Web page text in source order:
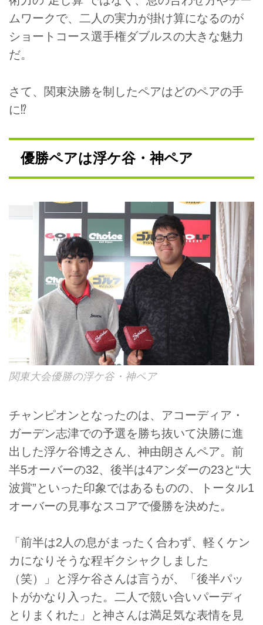
ムワークで、二人の実力が掛け算になるのが
ショートコース選手権ダブルスの大きな魅力
だ。
さて、関東決勝を制したペアはどのペアの手
に⁉
優勝ペアは浮ケ谷・神ペア
関東大会優勝の浮ケ谷・神ペア
チャンピオンとなったのは、アコーディア・
ガーデン志津での予選を勝ち抜いて決勝に進
出した浮ケ谷博之さん、神由朗さんペア。前
半5オーバーの32、後半は4アンダーの23と“大
波賞”といった印象ではあるものの、トータル1
オーバーの見事なスコアで優勝を決めた。
「前半は2人の息がまったく合わず、軽くケン
カになりそうな程ギクシャクしました
（笑）」と浮ケ谷さんは言うが、「後半パッ
トがかなり入った。二人で競い合いパーディ
とりまくれた」と神さんは満足気な表情を見